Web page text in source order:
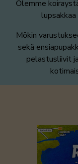
Olemme
Mökin
sekä
pelastusliivit